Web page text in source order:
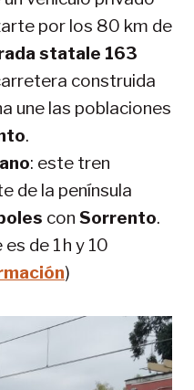
por los 80 km de
statale 163
construida
une las poblaciones
.
: este tren
de la península
con Sorrento.
de 1 h y 10
)